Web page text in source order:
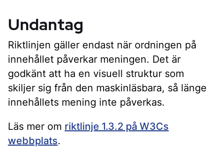
Undantag
Riktlinjen gäller endast när ordningen på
innehållet påverkar meningen. Det är
godkänt att ha en visuell struktur som
skiljer sig från den maskinläsbara, så länge
innehållets mening inte påverkas.
Läs mer om riktlinje 1.3.2 på W3Cs
webbplats.